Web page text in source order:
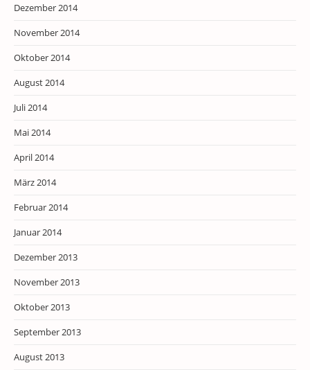
Dezember 2014
November 2014
Oktober 2014
August 2014
Juli 2014
Mai 2014
April 2014
März 2014
Februar 2014
Januar 2014
Dezember 2013
November 2013
Oktober 2013
September 2013
August 2013